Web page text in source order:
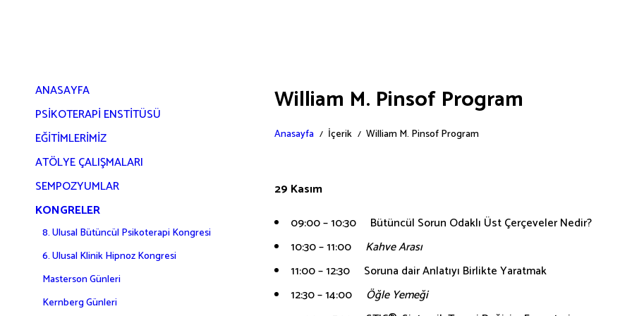
William M. Pinsof Program
Anasayfa İçerik William M. Pinsof Program
29 Kasım
09:00 – 10:30 Bütüncül Sorun Odaklı Üst Çerçeveler Nedir?
10:30 – 11:00 Kahve Arası
11:00 – 12:30 Soruna dair Anlatıyı Birlikte Yaratmak
12:30 – 14:00 Öğle Yemeği
ANASAYFA
PSIKOTERAPI ENSTITÜSÜ
EĞITIMLERIMIZ
ATÖLYE ÇALIŞMALARI
SEMPOZYUMLAR
KONGRELER
8. Ulusal Bütüncül Psikoterapi Kongresi
6. Ulusal Klinik Hipnoz Kongresi
Masterson Günleri
Kernberg Günleri